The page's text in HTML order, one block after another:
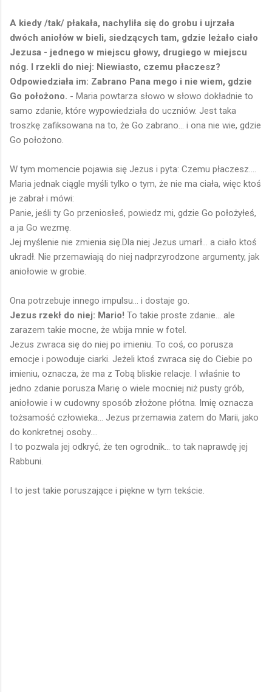
A kiedy /tak/ płakała, nachyliła się do grobu i ujrzała
dwóch aniołów w bieli, siedzących tam, gdzie leżało ciało
Jezusa - jednego w miejscu głowy, drugiego w miejscu
nóg. I rzekli do niej: Niewiasto, czemu płaczesz?
Odpowiedziała im: Zabrano Pana mego i nie wiem, gdzie
Go położono. - Maria powtarza słowo w słowo dokładnie to
samo zdanie, które wypowiedziała do uczniów. Jest taka
troszkę zafiksowana na to, że Go zabrano... i ona nie wie, gdzie
Go położono.
W tym momencie pojawia się Jezus i pyta: Czemu płaczesz....
Maria jednak ciągle myśli tylko o tym, że nie ma ciała, więc ktoś
je zabrał i mówi:
Panie, jeśli ty Go przeniosłeś, powiedz mi, gdzie Go położyłeś,
a ja Go wezmę.
Jej myślenie nie zmienia się.Dla niej Jezus umarł... a ciało ktoś
ukradł. Nie przemawiają do niej nadprzyrodzone argumenty, jak
aniołowie w grobie.
Ona potrzebuje innego impulsu... i dostaje go.
Jezus rzekł do niej: Mario! To takie proste zdanie... ale
zarazem takie mocne, że wbija mnie w fotel.
Jezus zwraca się do niej po imieniu. To coś, co porusza
emocje i powoduje ciarki. Jeżeli ktoś zwraca się do Ciebie po
imieniu, oznacza, że ma z Tobą bliskie relacje. I właśnie to
jedno zdanie porusza Marię o wiele mocniej niż pusty grób,
aniołowie i w cudowny sposób złożone płótna. Imię oznacza
tożsamość człowieka... Jezus przemawia zatem do Marii, jako
do konkretnej osoby....
I to pozwala jej odkryć, że ten ogrodnik... to tak naprawdę jej
Rabbuni.
I to jest takie poruszające i piękne w tym tekście.